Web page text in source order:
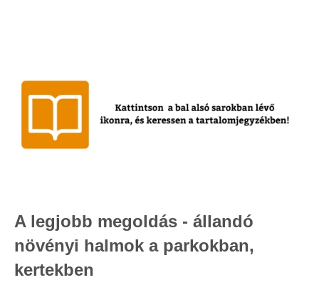
A legjobb megoldás - állandó
növényi halmok a parkokban,
kertekben